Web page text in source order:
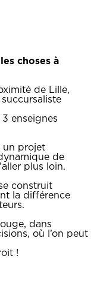
choses à
de Lille,
enseignes
un projet
de
plus loin.
construit
la différence
dans
où l’on peut
!